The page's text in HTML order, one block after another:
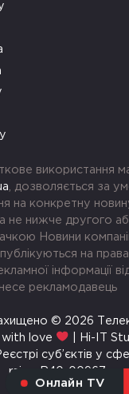
Онлайн TV
використання
, дозволяється за
на конкретну
нижче другого
Новини
на
інформації
несе рекламодавець
© 2026
with love
| Hi-IT
суб’єктів у
rai.ua R40-00967